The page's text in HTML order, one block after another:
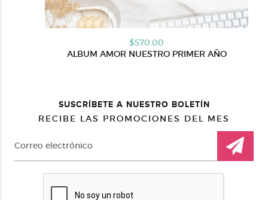
$570.00
ALBUM AMOR NUESTRO PRIMER AÑO
SUSCRÍBETE A NUESTRO BOLETÍN
RECIBE LAS PROMOCIONES DEL MES